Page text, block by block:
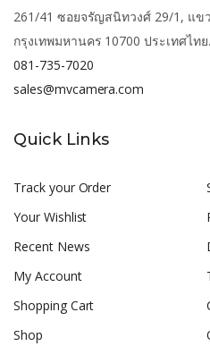
261/41 ซอยจรัญสนิทวงศ์ 29/1, แข
กรุงเทพมหานคร 10700 ประเทศไทย.
081-735-7020
sales@mvcamera.com
Quick Links
Track your Order
Your Wishlist
Recent News
My Account
Shopping Cart
Shop